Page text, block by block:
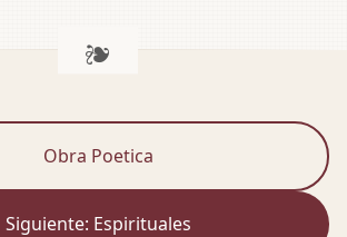
Obra Poetica
Siguiente: Espirituales